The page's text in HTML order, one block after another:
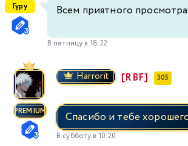
Гуру Всем приятного просмотра
В пятницу в 18:22
PREMIUM
Harrorit [RBF] 305
Спасибо и тебе
В субботу в 10:20